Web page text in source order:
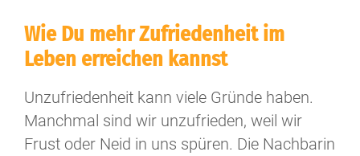
Wie Du mehr Zufriedenheit im
Leben erreichen kannst
Unzufriedenheit kann viele Gründe haben.
Manchmal sind wir unzufrieden, weil wir
Frust oder Neid in uns spüren. Die Nachbarin